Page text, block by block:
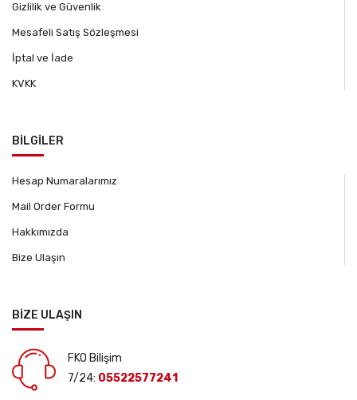
Gizlilik ve Güvenlik
Mesafeli Satış Sözleşmesi
İptal ve İade
KVKK
BİLGİLER
Hesap Numaralarımız
Mail Order Formu
Hakkımızda
Bize Ulaşın
BİZE ULAŞIN
FKO Bilişim
7/24: 05522577241